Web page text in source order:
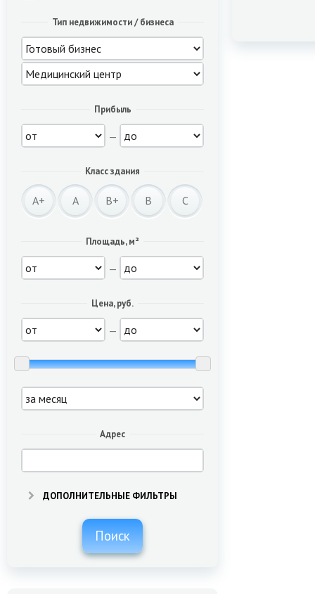
Тип недвижимости / бизнеса
Прибыль
—
Класс здания
A+ A B+ B C
Площадь, м²
—
Цена, руб.
—
Адрес
ДОПОЛНИТЕЛЬНЫЕ ФИЛЬТРЫ
Поиск